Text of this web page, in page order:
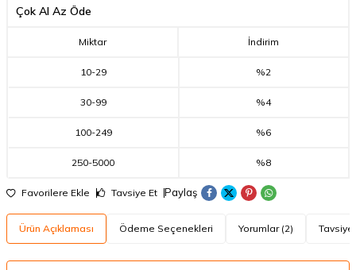
Çok Al Az Öde
Miktar İndirim
10-29 %2
30-99 %4
100-249 %6
250-5000 %8
Favorilere Ekle Tavsiye Et Paylaş
Ürün Açıklaması Ödeme Seçenekleri Yorumlar (2) Tavsiye